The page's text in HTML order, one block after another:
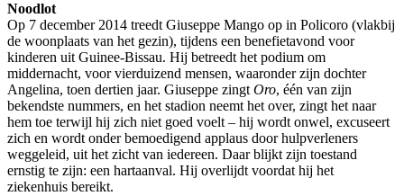
Noodlot
Op 7 december 2014 treedt Giuseppe Mango op in Policoro (vlakbij
de woonplaats van het gezin), tijdens een benefietavond voor
kinderen uit Guinee-Bissau. Hij betreedt het podium om
middernacht, voor vierduizend mensen, waaronder zijn dochter
Angelina, toen dertien jaar. Giuseppe zingt Oro, één van zijn
bekendste nummers, en het stadion neemt het over, zingt het naar
hem toe terwijl hij zich niet goed voelt – hij wordt onwel, excuseert
zich en wordt onder bemoedigend applaus door hulpverleners
weggeleid, uit het zicht van iedereen. Daar blijkt zijn toestand
ernstig te zijn: een hartaanval. Hij overlijdt voordat hij het
ziekenhuis bereikt.